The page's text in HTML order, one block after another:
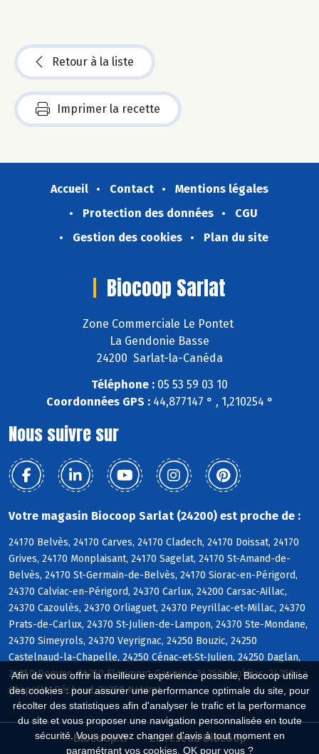
Afin de vous offrir la meilleure expérience possible, Biocoop utilise
des cookies : pour assurer une performance optimale du site, pour
récolter des statistiques afin d'analyser le trafic et la performance
du site et vous proposer une navigation personnalisée en toute
sécurité. Vous pouvez changer d'avis à tout moment en
paramétrant vos cookies. OK pour vous ?
Retour à la liste
Imprimer la recette
Accueil Contact
Mentions légales
Protection des données
CGU
Gestion des cookies
Plan du site
Biocoop Sarlat
Zone Commerciale Le Pontet
La Gendonie Basse
24200 Sarlat-la-Canéda
Téléphone : 05 53 59 03 10
Coordonnées GPS :44,877147 ° , 1,210254 °
Nous suivre sur
Votre magasin Biocoop Sarlat (24200) est proche de :
24170 Belvès, 24170 Carves, 24170 Cladech, 24170 Doissat, 24170
Grives, 24170 Monplaisant, 24170 Sagelat, 24170 St-Amand-de-
Belvès, 24170 St-Germain-de-Belvès, 24170 Siorac-en-Périgord,
24370 Calviac-en-Périgord, 24370 Carlux, 24200 Carsac-Aillac,
24370 Cazoulès, 24370 Orliaguet, 24370 Peyrillac-et-Millac, 24370
Prats-de-Carlux, 24370 St-Julien-de-Lampon, 24370 Ste-Mondane,
24370 Simeyrols, 24370 Veyrignac, 24250 Bouzic, 24250
Castelnaud-la-Chapelle, 24250 Cénac-et-St-Julien, 24250 Daglan,
24250 Domme, 24250 Florimont-Gaumier, 24250 Groléjac, 24250 La
Chapelle-Péchaud, 24250 Nabirat
Biocoop.fr
Le réseau Biocoop